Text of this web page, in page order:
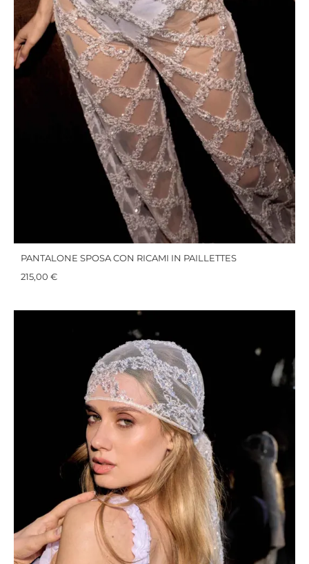
PANTALONE SPOSA CON RICAMI IN PAILLETTES
215,00 €